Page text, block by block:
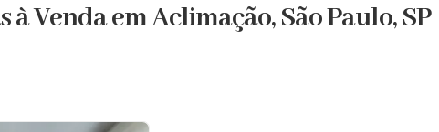
à Venda em Aclimação, São Paulo, SP